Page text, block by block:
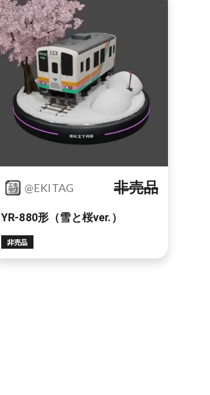
@EKITAG 非売品
YR-880形（雪と桜ver.）
非売品